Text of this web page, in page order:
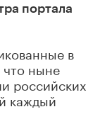
портала
в
что ныне
российских
каждый